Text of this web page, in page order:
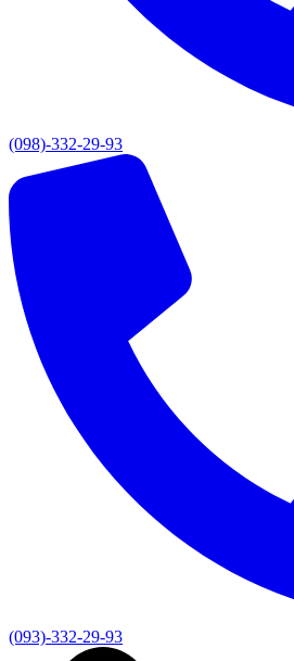
(098)-332-29-93
(093)-332-29-93